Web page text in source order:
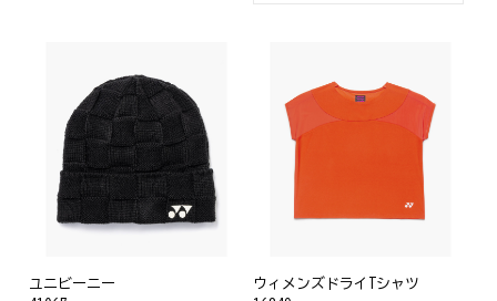
ユニビーニー
ウィメンズドライTシャツ